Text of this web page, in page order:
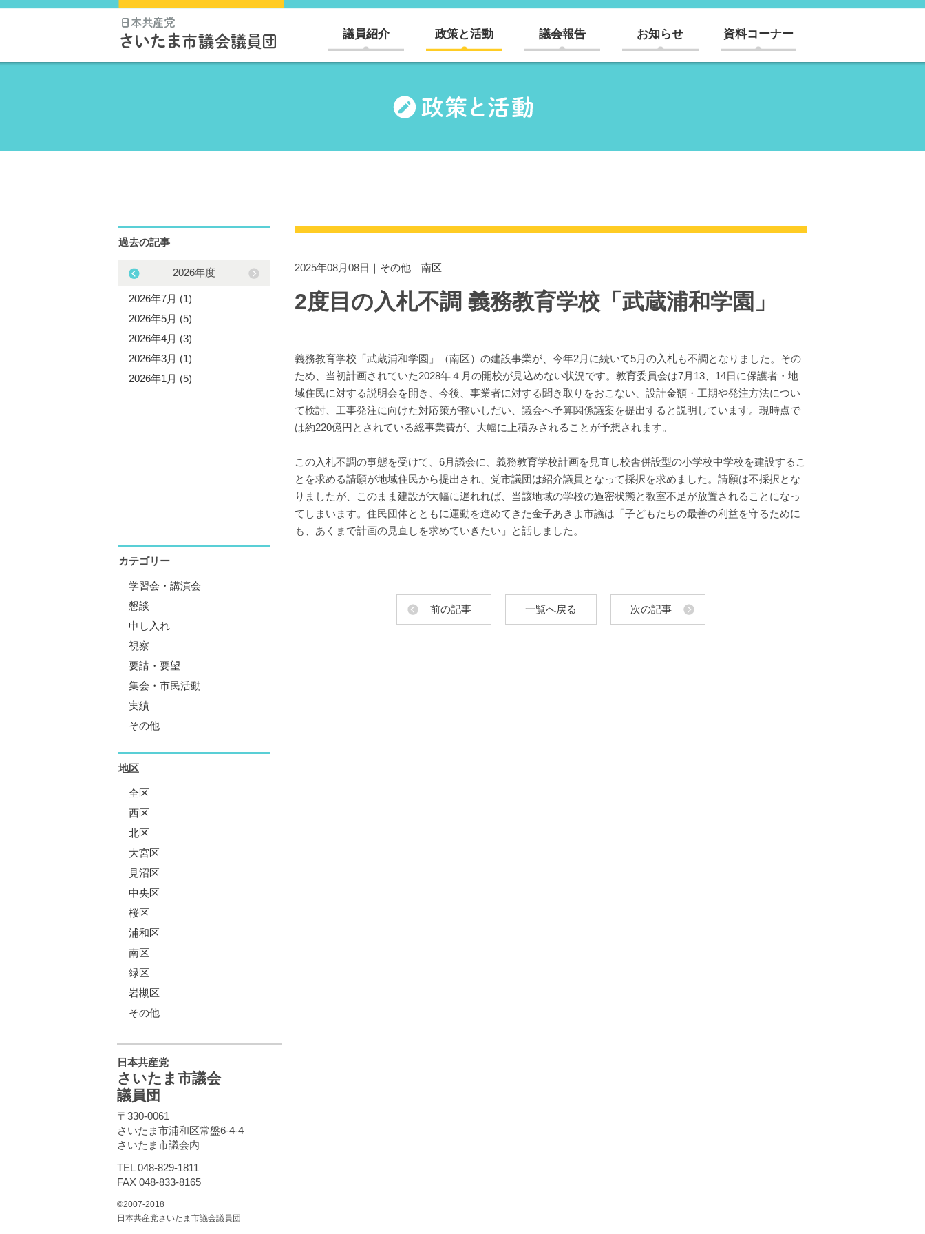
議員紹介 政策と活動 議会報告 お知らせ 資料コーナー
2025年08月08日｜ その他 ｜ 南区 ｜
2度目の入札不調 義務教育学校「武蔵浦和学園」
義務教育学校「武蔵浦和学園」（南区）の建設事業が、今年2月に続いて5月の入札も不調となりました。その
ため、当初計画されていた2028年４月の開校が見込めない状況です。教育委員会は7月13、14日に保護者・地
域住民に対する説明会を開き、今後、事業者に対する聞き取りをおこない、設計金額・工期や発注方法につい
て検討、工事発注に向けた対応策が整いしだい、議会へ予算関係議案を提出すると説明しています。現時点で
は約220億円とされている総事業費が、大幅に上積みされることが予想されます。
この入札不調の事態を受けて、6月議会に、義務教育学校計画を見直し校舎併設型の小学校中学校を建設するこ
とを求める請願が地域住民から提出され、党市議団は紹介議員となって採択を求めました。請願は不採択とな
りましたが、このまま建設が大幅に遅れれば、当該地域の学校の過密状態と教室不足が放置されることになっ
てしまいます。住民団体とともに運動を進めてきた金子あきよ市議は「子どもたちの最善の利益を守るために
も、あくまで計画の見直しを求めていきたい」と話しました。
前の記事 一覧へ戻る 次の記事
過去の記事
2026年度
2026年7月 (1)
2026年5月 (5)
2026年4月 (3)
2026年3月 (1)
2026年1月 (5)
カテゴリー
学習会・講演会
懇談
申し入れ
視察
要請・要望
集会・市民活動
実績
その他
地区
全区
西区
北区
大宮区
見沼区
中央区
桜区
浦和区
南区
緑区
岩槻区
その他
日本共産党
さいたま市議会
議員団
〒330-0061
さいたま市浦和区常盤6-4-4
さいたま市議会内
TEL 048-829-1811
FAX 048-833-8165
©2007-2018
日本共産党さいたま市議会議員団